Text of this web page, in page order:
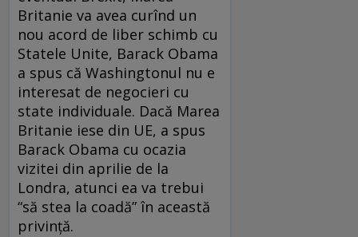
Britanie va avea curînd un
nou acord de liber schimb cu
Statele Unite, Barack Obama
a spus că Washingtonul nu e
interesat de negocieri cu
state individuale. Dacă Marea
Britanie iese din UE, a spus
Barack Obama cu ocazia
vizitei din aprilie de la
Londra, atunci ea va trebui
“să stea la coadă” în această
privință.